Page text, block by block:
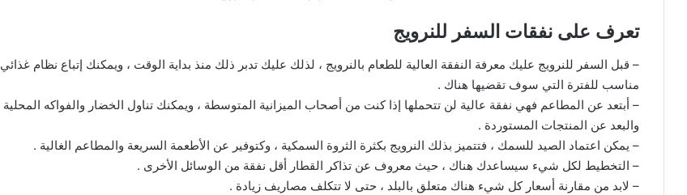
تعرف على نفقات السفر للنرويج
– قبل السفر للنرويج عليك معرفة النفقة العالية للطعام بالنرويج ، لذلك عليك تدبر ذلك منذ بداية الوقت ، ويمكنك إتباع نظام غذائي
مناسب للفترة التي سوف تقضيها هناك .
– أبتعد عن المطاعم فهي نفقة عالية لن تتحملها إذا كنت من أصحاب الميزانية المتوسطة ، ويمكنك تناول الخضار والفواكه المحلية
والبعد عن المنتجات المستوردة .
– يمكن اعتماد الصيد للسمك ، فتتميز بذلك النرويج بكثرة الثروة السمكية ، وكتوفير عن الأطعمة السريعة والمطاعم الغالية .
– التخطيط لكل شيء سيساعدك هناك ، حيث معروف عن تذاكر القطار أقل نفقة من الوسائل الأخرى .
– لابد من مقارنة أسعار كل شيء هناك متعلق بالبلد ، حتى لا تتكلف مصاريف زيادة .